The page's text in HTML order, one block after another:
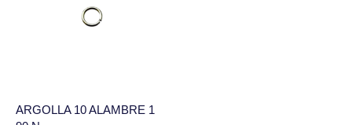
ARGOLLA 10 ALAMBRE 1